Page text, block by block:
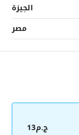
الجيزة
مصر
ج.م13